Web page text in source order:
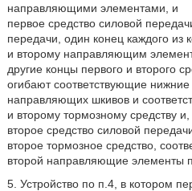
направляющими элементами, и
первое средство силовой
передачи, один конец каждого из
и второму направляющим
другие концы первого и второго
огибают соответствующие нижние
направляющих шкивов и
и второму тормозному средству
второе средство силовой
второе тормозное средство,
второй направляющие элементы
5. Устройство по п.4, в котором